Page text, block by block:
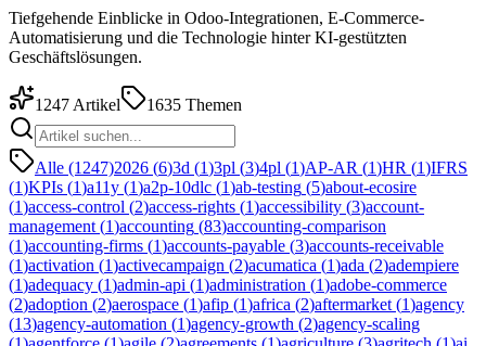
Tiefgehende Einblicke in Odoo-Integrationen, E-Commerce-
Automatisierung und die Technologie hinter KI-gestützten
Geschäftslösungen.
1247 Artikel 1635 Themen
Alle (1247)2026 (6)3d (1)3pl (3)4pl (1)AP-AR (1)HR (1)IFRS
(1)KPIs (1)a11y (1)a2p-10dlc (1)ab-testing (5)about-ecosire
(1)access-control (2)access-rights (1)accessibility (3)account-
management (1)accounting (83)accounting-comparison
(1)accounting-firms (1)accounts-payable (3)accounts-receivable
(1)activation (1)activecampaign (2)acumatica (1)ada (2)adempiere
(1)adequacy (1)admin-api (1)administration (1)adobe-commerce
(2)adoption (2)aerospace (1)afip (1)africa (2)aftermarket (1)agency
(13)agency-automation (1)agency-growth (2)agency-scaling